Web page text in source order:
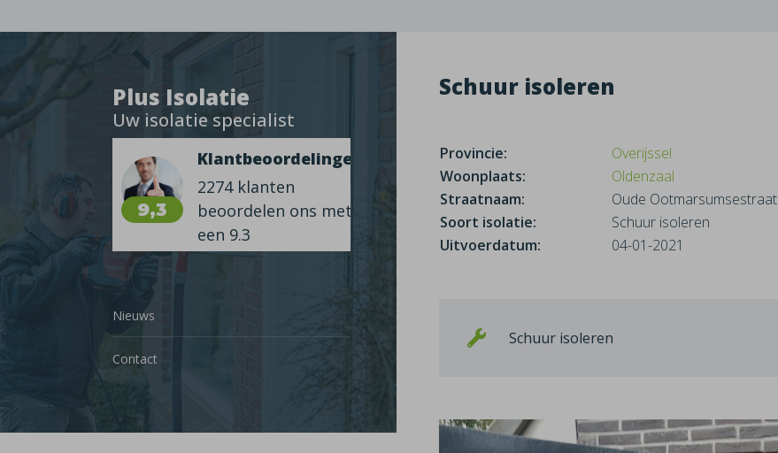
Plus Isolatie
Uw isolatie specialist
9,3
Klantbeoordelingen
2274 klanten
beoordelen ons met
een 9.3
Nieuws
Contact
Schuur isoleren
Provincie:
Overijssel
Woonplaats:
Oldenzaal
Straatnaam:
Oude Ootmarsumsestraat
Soort isolatie:
Schuur isoleren
Uitvoerdatum:
04-01-2021
Schuur isoleren